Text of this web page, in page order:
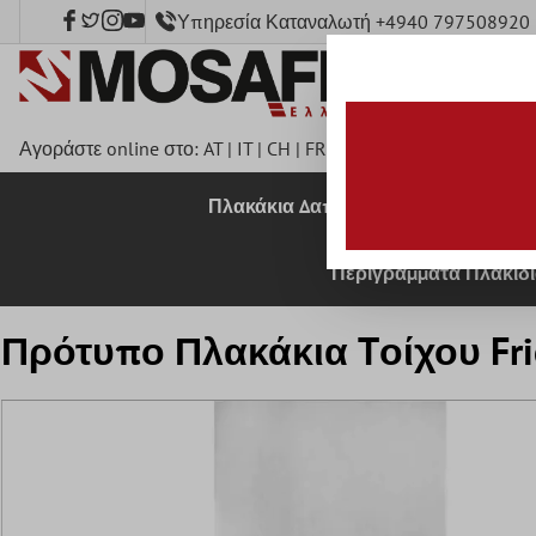
περιεχόμενο Υπηρεσία Καταναλωτή +4940 797508920
Αγοράστε online στο: AT| IT| CH | FR
Πλακάκια Δαπέδου
Περιγράμματα
Πρότυπο Πλακάκια Tοίχου